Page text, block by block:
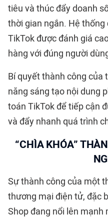
tiêu và thúc đẩy doanh
thời gian ngắn. Hệ thống
TikTok được đánh giá
hàng với đúng người
Bí quyết thành công của
năng sáng tạo nội dung
toán TikTok để tiếp cận
và đẩy nhanh quá trình
“CHÌA KHÓA”
Sự thành công của một
thương mại điện tử, đặc
Shop đang nổi lên mạnh